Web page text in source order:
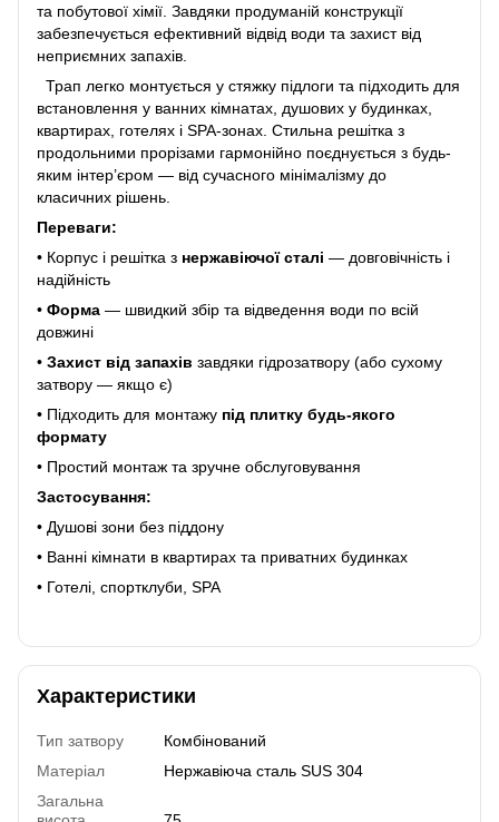
та побутової хімії. Завдяки продуманій конструкції
забезпечується ефективний відвід води та захист від
неприємних запахів.
Трап легко монтується у стяжку підлоги та підходить для
встановлення у ванних кімнатах, душових у будинках,
квартирах, готелях і SPA-зонах. Стильна решітка з
продольними прорізами гармонійно поєднується з будь-
яким інтер’єром — від сучасного мінімалізму до
класичних рішень.
Переваги:
• Корпус і решітка з нержавіючої сталі — довговічність і
надійність
• Форма — швидкий збір та відведення води по всій
довжині
• Захист від запахів завдяки гідрозатвору (або сухому
затвору — якщо є)
• Підходить для монтажу під плитку будь-якого
формату
• Простий монтаж та зручне обслуговування
Застосування:
• Душові зони без піддону
• Ванні кімнати в квартирах та приватних будинках
• Готелі, спортклуби, SPA
Характеристики
Тип затвору
Комбінований
Матеріал
Нержавіюча сталь SUS 304
Загальна